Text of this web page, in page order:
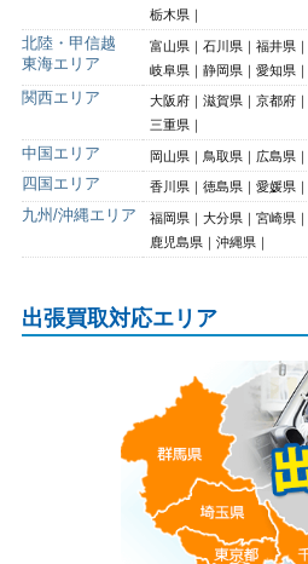
栃木県
北陸・甲信越
東海エリア
富山県 石川県 福井県
岐阜県
静岡県 愛知県
関西エリア 大阪府 滋賀県 京都府
三重県
中国エリア 岡山県 鳥取県 広島県
四国エリア 香川県 徳島県 愛媛県
九州/沖縄エリア 福岡県 大分県 宮崎県
鹿児島県
沖縄県
出張買取対応エリア